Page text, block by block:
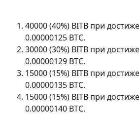
40000 (40%) BITB при
0.00000125 BTC.
30000 (30%) BITB при
0.00000129 BTC.
15000 (15%) BITB при
0.00000135 BTC.
15000 (15%) BITB при
0.00000140 BTC.